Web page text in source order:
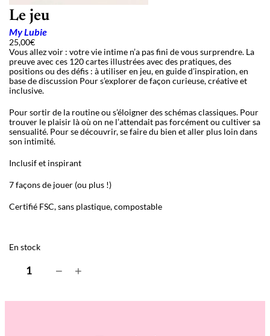
Le jeu
My Lubie
25,00€
Vous allez voir : votre vie intime n’a pas fini de vous surprendre. La
preuve avec ces 120 cartes illustrées avec des pratiques, des
positions ou des défis : à utiliser en jeu, en guide d’inspiration, en
base de discussion Pour s’explorer de façon curieuse, créative et
inclusive.
Pour sortir de la routine ou s’éloigner des schémas classiques. Pour
trouver le plaisir là où on ne l’attendait pas forcément ou cultiver sa
sensualité. Pour se découvrir, se faire du bien et aller plus loin dans
son intimité.
Inclusif et inspirant
7 façons de jouer (ou plus !)
Certifié FSC, sans plastique, compostable
En stock
t
− +